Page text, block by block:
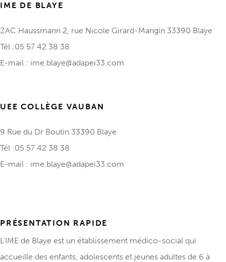
IME DE BLAYE
ZAC Haussmann 2, rue Nicole Girard-Mangin 33390 Blaye
Tél :05 57 42 38 38
E-mail : ime.blaye@adapei33.com
UEE COLLÈGE VAUBAN
9 Rue du Dr Boutin 33390 Blaye
Tél :05 57 42 38 38
E-mail : ime.blaye@adapei33.com
PRÉSENTATION RAPIDE
L'IME de Blaye est un établissement médico-social qui
accueille des enfants, adolescents et jeunes adultes de 6 à